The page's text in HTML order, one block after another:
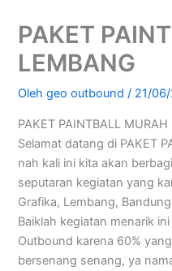
PAKET
LEMBANG
Olehgeo outbound/ 21/
PAKET PAINTBALL
Selamat datang di PAKET
nah kali ini kita akan
seputaran kegiatan yang
Grafika, Lembang,
Baiklah kegiatan menarik
Outbound karena 60%
bersenang senang, ya